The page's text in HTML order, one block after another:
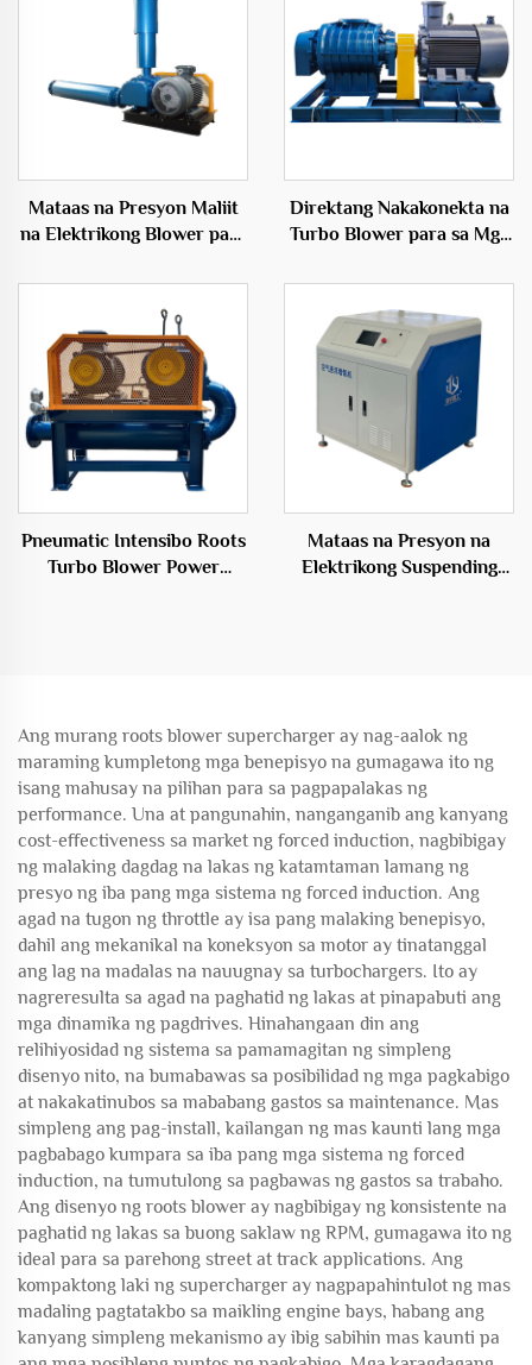
Mataas na Presyon Maliit
na Elektrikong Blower para
Aquaculture na may
Tatlong-siblon na Root
Blower
Direktang Nakakonekta na
Turbo Blower para sa Mga
Bultong Elektrikong Blower
Pneumatic Intensibo Roots
Turbo Blower Power
Mataas na Presyon na
Elektrikong Suspending
Ang murang roots blower supercharger ay nag-aalok ng
maraming kumpletong mga benepisyo na gumagawa ito ng
isang mahusay na pilihan para sa pagpapalakas ng
performance. Una at pangunahin, nanganganib ang kanyang
cost-effectiveness sa market ng forced induction, nagbibigay
ng malaking dagdag na lakas ng katamtaman lamang ng
presyo ng iba pang mga sistema ng forced induction. Ang
agad na tugon ng throttle ay isa pang malaking benepisyo,
dahil ang mekanikal na koneksyon sa motor ay tinatanggal
ang lag na madalas na nauugnay sa turbochargers. Ito ay
nagreresulta sa agad na paghatid ng lakas at pinapabuti ang
mga dinamika ng pagdrives. Hinahangaan din ang
relihiyosidad ng sistema sa pamamagitan ng simpleng
disenyo nito, na bumabawas sa posibilidad ng mga pagkabigo
at nakakatinubos sa mababang gastos sa maintenance. Mas
simpleng ang pag-install, kailangan ng mas kaunti lang mga
pagbabago kumpara sa iba pang mga sistema ng forced
induction, na tumutulong sa pagbawas ng gastos sa trabaho.
Ang disenyo ng roots blower ay nagbibigay ng konsistente na
paghatid ng lakas sa buong saklaw ng RPM, gumagawa ito ng
ideal para sa parehong street at track applications. Ang
kompaktong laki ng supercharger ay nagpapahintulot ng mas
madaling pagtatakbo sa maikling engine bays, habang ang
kanyang simpleng mekanismo ay ibig sabihin mas kaunti pa